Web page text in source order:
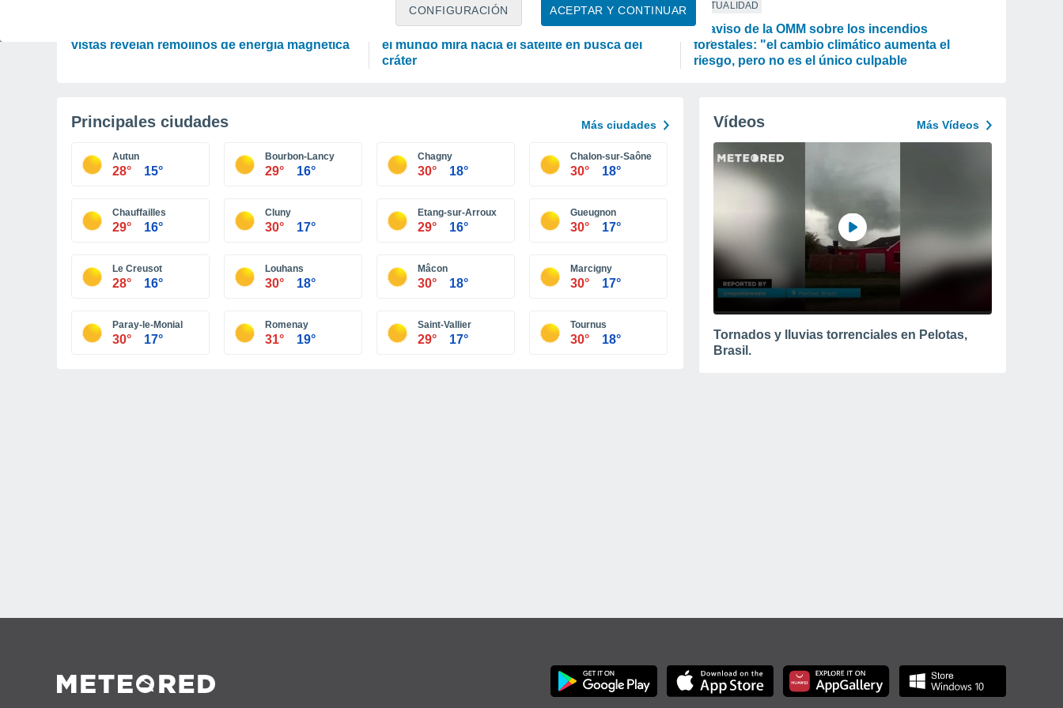
ACEPTAR Y CONTINUAR
CONFIGURACIÓN
vistas revelan remolinos de energía magnética
ASTRONOMÍA
Cohete de SpaceX choca contra la Luna y todo
el mundo mira hacia el satélite en busca del
cráter
ACTUALIDAD
El aviso de la OMM sobre los incendios
forestales: "el cambio climático aumenta el
riesgo, pero no es el único culpable
Principales ciudades Más ciudades
Autun
28° 15°
Bourbon-Lancy
29° 16°
Chagny
30° 18°
Chalon-sur-Saône
30° 18°
Chauffailles
29° 16°
Cluny
30° 17°
Etang-sur-Arroux
29° 16°
Gueugnon
30° 17°
Le Creusot
28° 16°
Louhans
30° 18°
Mâcon
30° 18°
Marcigny
30° 17°
Paray-le-Monial
30° 17°
Romenay
31° 19°
Saint-Vallier
29° 17°
Tournus
30° 18°
Vídeos Más Vídeos
Tornados y lluvias torrenciales en Pelotas,
Brasil.